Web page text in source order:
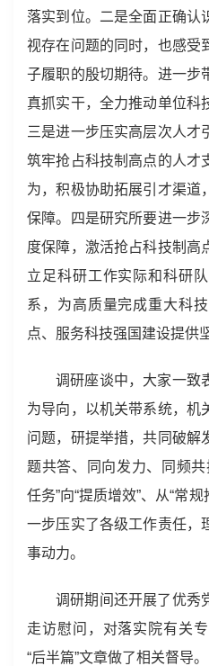
落实到位。二是全面正确认
视存在问题的同时，也感受
子履职的殷切期待。进一步
真抓实干，全力推动单位科
三是进一步压实高层次人才
筑牢抢占科技制高点的人才
为，积极协助拓展引才渠道
保障。四是研究所要进一步
度保障，激活抢占科技制高
立足科研工作实际和科研
系，为高质量完成重大科
点、服务科技强国建设提供
调研座谈中，大家一致
为导向，以机关带系统，机
问题，研提举措，共同破解
题共答、同向发力、同频
任务”向“提质增效”、从“常
一步压实了各级工作责任，
事动力。
调研期间还开展了优秀
走访慰问，对落实院有关
“后半篇”文章做了相关督导。